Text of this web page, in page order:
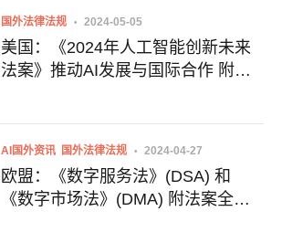
国外法律法规 2024-05-05
美国：《2024年人工智能创新未来
法案》推动AI发展与国际合作 附全
AI国外资讯 国外法律法规 2024-04-27
欧盟：《数字服务法》(DSA) 和
《数字市场法》(DMA) 附法案全文